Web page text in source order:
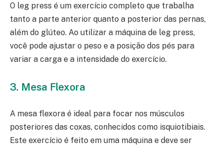
O leg press é um exercício completo que trabalha
tanto a parte anterior quanto a posterior das pernas,
além do glúteo. Ao utilizar a máquina de leg press,
você pode ajustar o peso e a posição dos pés para
variar a carga e a intensidade do exercício.
3. Mesa Flexora
A mesa flexora é ideal para focar nos músculos
posteriores das coxas, conhecidos como isquiotibiais.
Este exercício é feito em uma máquina e deve ser